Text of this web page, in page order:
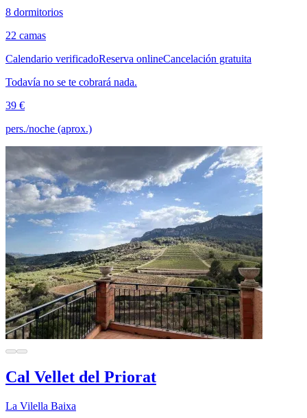
8 dormitorios
22 camas
Calendario verificadoReserva onlineCancelación gratuita
Todavía no se te cobrará nada.
39 €
pers./noche (aprox.)
Cal Vellet del Priorat
La Vilella Baixa